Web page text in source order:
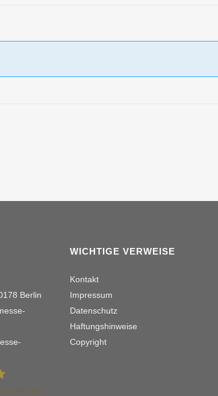
Berlin
WICHTIGE VERWEISE
Kontakt
Impressum
Datenschutz
Haftungshinweise
Copyright